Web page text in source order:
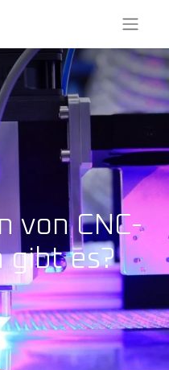
von CNC-
gibt es?